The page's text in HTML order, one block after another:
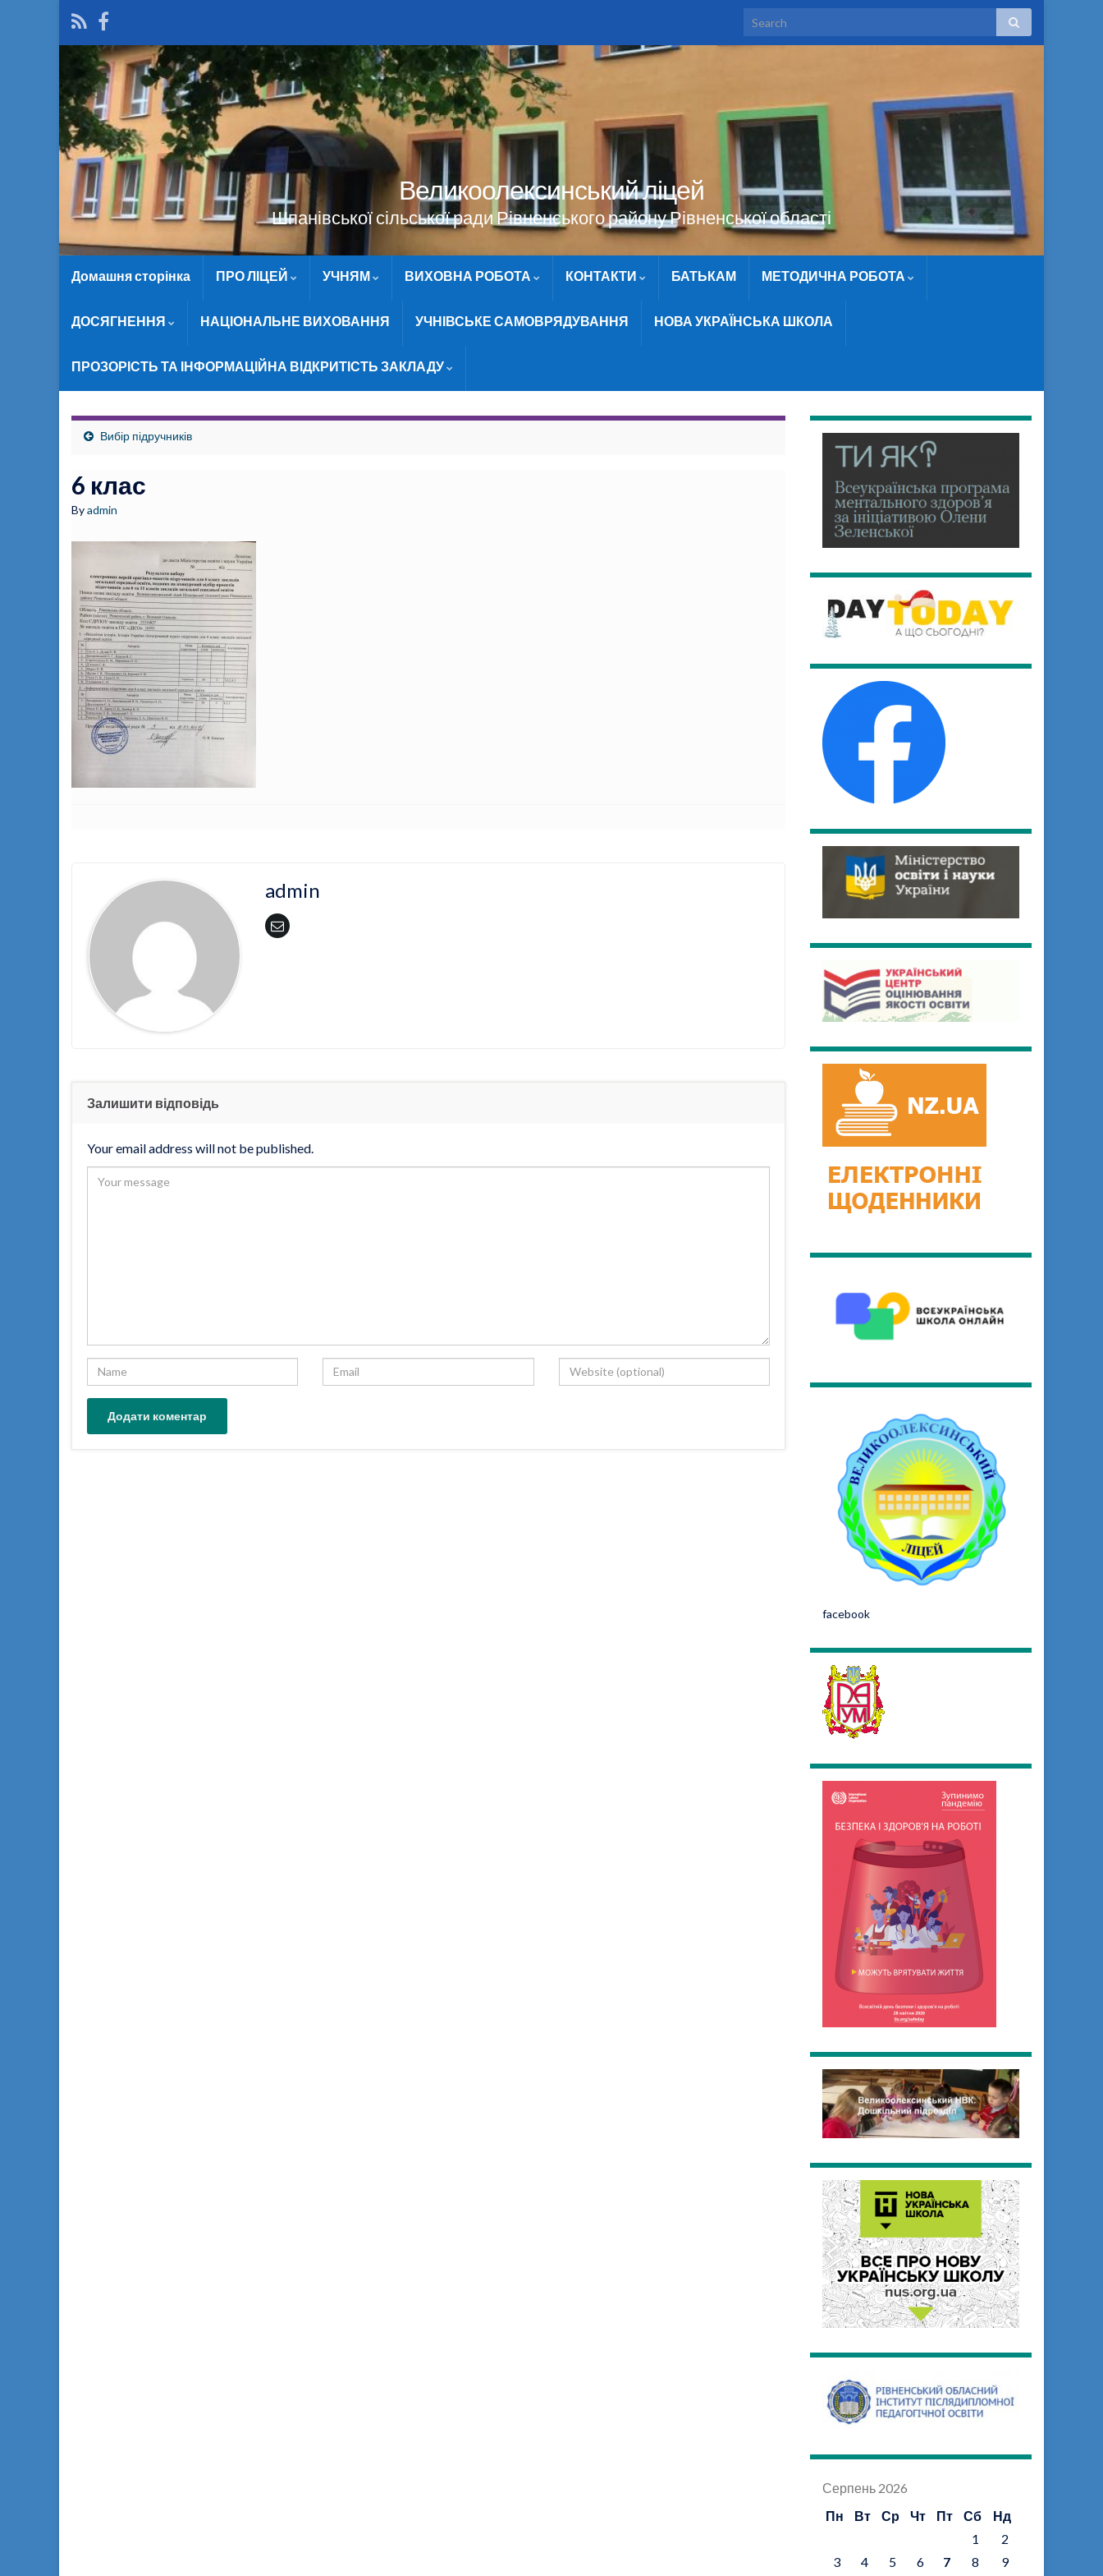
Великоолексинський ліцей
Шпанівської сільської ради Рівненського району Рівненської області
Домашня сторінка ПРО ЛІЦЕЙ УЧНЯМ ВИХОВНА РОБОТА КОНТАКТИ БАТЬКАМ МЕТОДИЧНА РОБОТА
ДОСЯГНЕННЯ НАЦІОНАЛЬНЕ ВИХОВАННЯ УЧНІВСЬКЕ САМОВРЯДУВАННЯ НОВА УКРАЇНСЬКА ШКОЛА
ПРОЗОРІСТЬ ТА ІНФОРМАЦІЙНА ВІДКРИТІСТЬ ЗАКЛАДУ
Вибір підручників
6 клас
Byadmin
admin
Залишити відповідь
Your email address will not be published.
facebook
Серпень 2026
Пн
Вт Ср Чт Пт Сб
Нд
1
2
3
4 5 6 7 8 9